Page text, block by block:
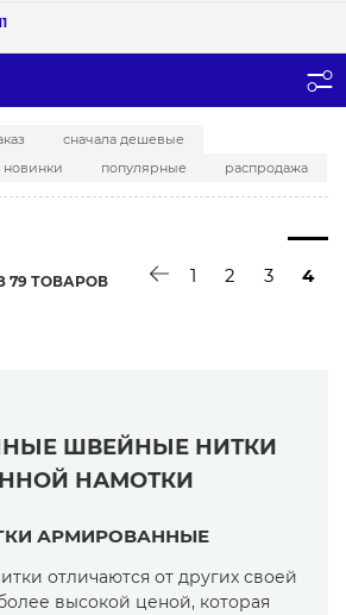
сначала дешевые
новинки популярные распродажа
79 ТОВАРОВ 1 2 3 4
ШВЕЙНЫЕ НИТКИ
НАМОТКИ
АРМИРОВАННЫЕ
отличаются от других своей
высокой ценой, которая